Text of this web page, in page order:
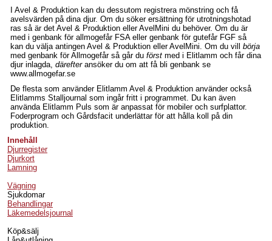
I Avel & Produktion kan du dessutom registrera mönstring och få
avelsvärden på dina djur. Om du söker ersättning för utrotningshotad
ras så är det Avel & Produktion eller AvelMini du behöver. Om du är
med i genbank för allmogefår FSA eller genbank för gutefår FGF så
kan du välja antingen Avel & Produktion eller AvelMini. Om du vill börja
med genbank för Allmogefår så går du först med i Elitlamm och får dina
djur inlagda, därefteransöker du om att få bli genbank se
www.allmogefar.se
De flesta som använder Elitlamm Avel & Produktion använder också
Elitlamms Stalljournal som ingår fritt i programmet. Du kan även
använda Elitlamm Puls som är anpassat för mobiler och surfplattor.
Foderprogram och Gårdsfacit underlättar för att hålla koll på din
produktion.
Innehåll
Djurregister
Djurkort
Lamning
Vägning
Sjukdomar
Behandlingar
Läkemedelsjournal
Köp&sälj